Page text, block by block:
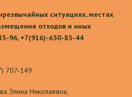
ситуациях, местах
отходов и иных
96, +7(916)-650-85-44
707-149
Элина Николаевна,